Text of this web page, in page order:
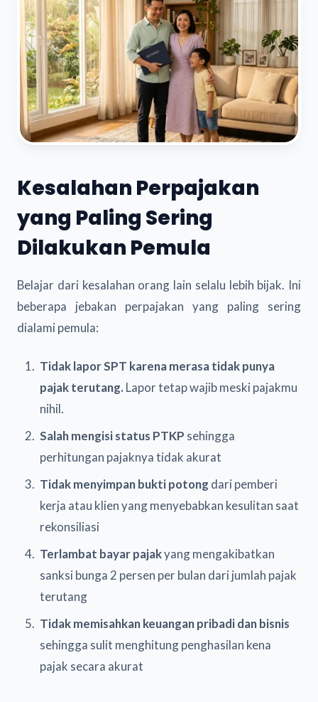
Kesalahan Perpajakan
yang Paling Sering
Dilakukan Pemula
Belajar dari kesalahan orang lain selalu lebih bijak. Ini
beberapa jebakan perpajakan yang paling sering
dialami pemula:
Tidak lapor SPT karena merasa tidak punya
pajak terutang. Lapor tetap wajib meski pajakmu
nihil.
Salah mengisi status PTKP sehingga
perhitungan pajaknya tidak akurat
Tidak menyimpan bukti potong dari pemberi
kerja atau klien yang menyebabkan kesulitan saat
rekonsiliasi
Terlambat bayar pajakyang mengakibatkan
sanksi bunga 2 persen per bulan dari jumlah pajak
terutang
Tidak memisahkan keuangan pribadi dan bisnis
sehingga sulit menghitung penghasilan kena
pajak secara akurat